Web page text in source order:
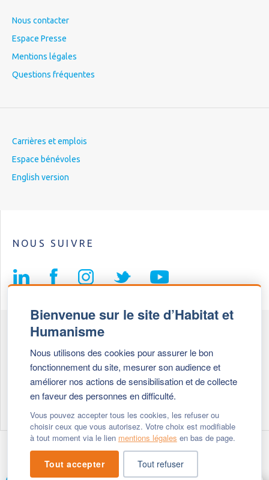
Bienvenue sur le site d’Habitat et
Humanisme
Nous utilisons des cookies pour assurer le bon
fonctionnement du site, mesurer son audience et
améliorer nos actions de sensibilisation et de collecte
en faveur des personnes en difficulté.
Vous pouvez accepter tous les cookies, les refuser ou
choisir ceux que vous autorisez. Votre choix est modifiable
à tout moment via le lien mentions légales en bas de page.
Tout accepter Tout refuser
Nous contacter
Espace Presse
Mentions légales
Questions fréquentes
Carrières et emplois
Espace bénévoles
English version
NOUS SUIVRE
69647 Caluire et Cuire cedex
+ 33 (0)4 72 27 42 58
- © 2026 Habitat & Humanisme